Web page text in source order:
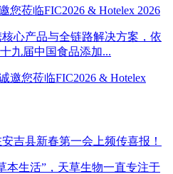
您莅临FIC2026 & Hotelex 2026
心产品与全链路解决方案，依
九届中国食品添加...
吉县新春第一会上频传喜报！
本生活”，天草生物一直专注于